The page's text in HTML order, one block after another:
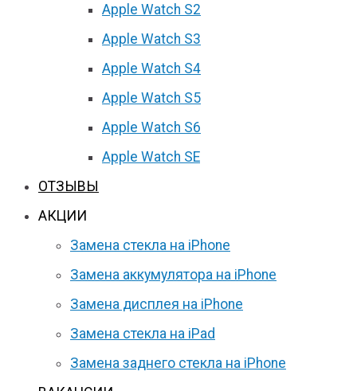
Apple Watch S2
Apple Watch S3
Apple Watch S4
Apple Watch S5
Apple Watch S6
Apple Watch SE
ОТЗЫВЫ
АКЦИИ
Замена стекла на iPhone
Замена аккумулятора на iPhone
Замена дисплея на iPhone
Замена стекла на iPad
Замена заднего стекла на iPhone